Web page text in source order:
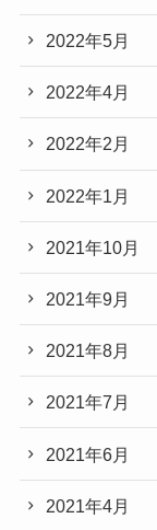
2022年5月
2022年4月
2022年2月
2022年1月
2021年10月
2021年9月
2021年8月
2021年7月
2021年6月
2021年4月